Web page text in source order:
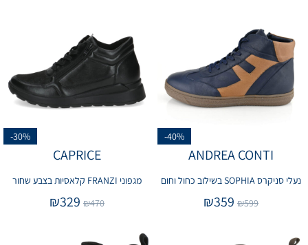
-40%
ANDREA CONTI
נעלי סניקרס SOPHIA בשילוב כחול וחום
₪599
₪359
-30%
CAPRICE
מגפוני FRANZI קלאסיות בצבע שחור
₪470
₪329